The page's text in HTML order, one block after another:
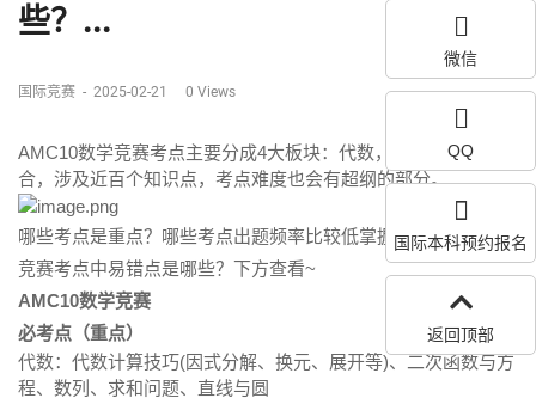
些？...
国际竞赛 - 2025-02-21 0 Views
AMC10数学竞赛考点主要分成4大板块：代数，几何，数论，组
合，涉及近百个知识点，考点难度也会有超纲的部分。
哪些考点是重点？哪些考点出题频率比较低掌握即可？AMC10
竞赛考点中易错点是哪些？下方查看~
AMC10数学竞赛
必考点（重点）
代数：代数计算技巧(因式分解、换元、展开等)、二次函数与方
程、数列、求和问题、直线与圆
微信
QQ
国际本科预约报名
返回顶部